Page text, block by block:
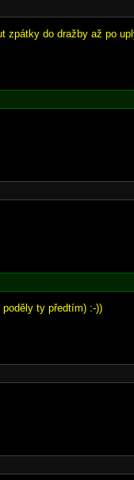
zpátky do dražby až po
ty předtím) :-))